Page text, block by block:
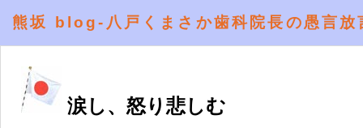
熊坂 blog-八戸くまさか歯科院長の愚言
涙し、怒り悲しむ